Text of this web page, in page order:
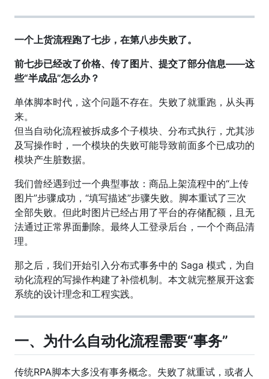
一个上货流程跑了七步，在第八步失败了。
前七步已经改了价格、传了图片、提交了部分信息——这
些“半成品”怎么办？
单体脚本时代，这个问题不存在。失败了就重跑，从头再
来。
但当自动化流程被拆成多个子模块、分布式执行，尤其涉
及写操作时，一个模块的失败可能导致前面多个已成功的
模块产生脏数据。
我们曾经遇到过一个典型事故：商品上架流程中的“上传
图片”步骤成功，“填写描述”步骤失败。脚本重试了三次
全部失败。但此时图片已经占用了平台的存储配额，且无
法通过正常界面删除。最终人工登录后台，一个个商品清
理。
那之后，我们开始引入分布式事务中的 Saga 模式，为自
动化流程的写操作构建了补偿机制。本文就完整展开这套
系统的设计理念和工程实践。
一、为什么自动化流程需要“事务”
传统RPA脚本大多没有事务概念。失败了就重试，或者人